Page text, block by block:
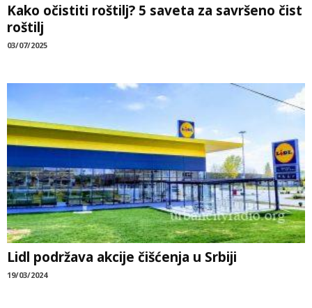
Kako očistiti roštilj? 5 saveta za savršeno čist
roštilj
03/07/2025
Lidl podržava akcije čišćenja u Srbiji
19/03/2024